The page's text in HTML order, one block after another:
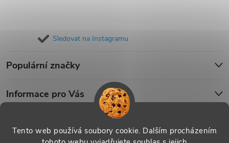
Tento web používá soubory cookie. Dalším procházením
Sledovat na Instagramu
Populární značky
Informace pro Vás